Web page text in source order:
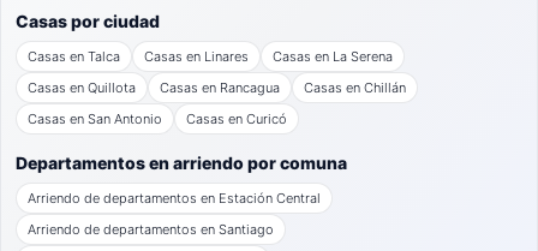
Casas por ciudad
Casas en Talca Casas en Linares
Casas en La Serena
Casas en Quillota
Casas en Rancagua
Casas en Chillán
Casas en San Antonio
Casas en Curicó
Departamentos en arriendo por comuna
Arriendo de departamentos en Estación Central
Arriendo de departamentos en Santiago